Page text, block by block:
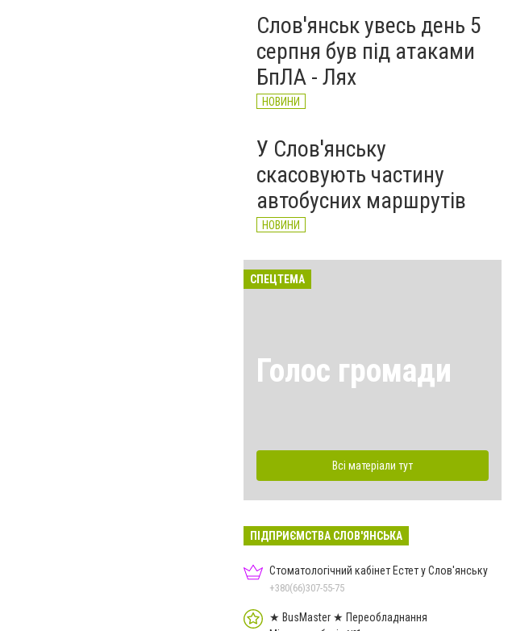
Слов'янськ увесь день 5
серпня був під атаками
БпЛА - Лях
НОВИНИ
У Слов'янську
скасовують частину
автобусних маршрутів
НОВИНИ
СПЕЦТЕМА
Голос громади
Всі матеріали тут
ПІДПРИЄМСТВА СЛОВ'ЯНСЬКА
Стоматологічний кабінет Естет у Слов'янську
+380(66)307-55-75
★ BusMaster ★ Переобладнання